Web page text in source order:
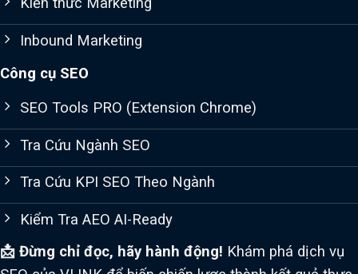
Inbound Marketing
Công cụ SEO
SEO Tools PRO (Extension Chrome)
Tra Cứu Ngành SEO
Tra Cứu KPI SEO Theo Ngành
Kiểm Tra AEO AI-Ready
📩 Đừng chỉ đọc, hãy hành động! Khám phá dịch vụ